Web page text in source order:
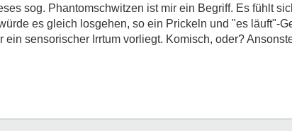
sog. Phantomschwitzen ist mir ein Begriff. Es fühlt
es gleich losgehen, so ein Prickeln und "es läuft"-
ein sensorischer Irrtum vorliegt. Komisch, oder?